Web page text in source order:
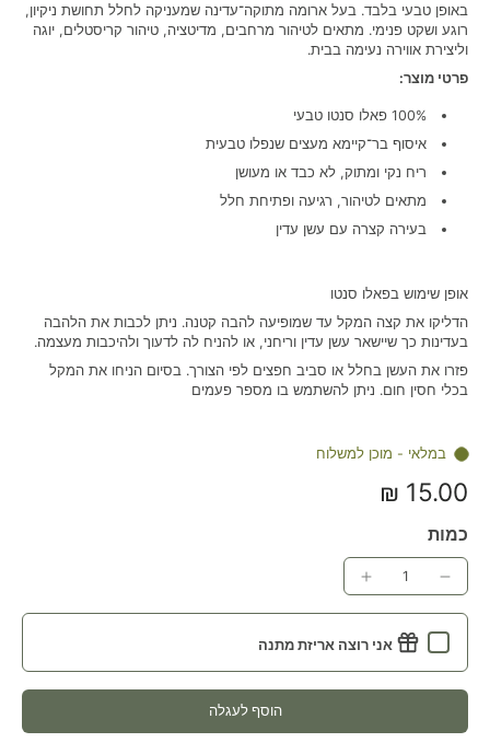
באופן טבעי בלבד. בעל ארומה מתוקה־עדינה שמעניקה לחלל תחושת ניקיון,
רוגע ושקט פנימי. מתאים לטיהור מרחבים, מדיטציה, טיהור קריסטלים, יוגה
וליצירת אווירה נעימה בבית.
פרטי מוצר:
100% פאלו סנטו טבעי
איסוף בר־קיימא מעצים שנפלו טבעית
ריח נקי ומתוק, לא כבד או מעושן
מתאים לטיהור, רגיעה ופתיחת חלל
בעירה קצרה עם עשן עדין
אופן שימוש בפאלו סנטו
הדליקו את קצה המקל עד שמופיעה להבה קטנה. ניתן לכבות את הלהבה
בעדינות כך שיישאר עשן עדין וריחני, או להניח לה לדעוך ולהיכבות מעצמה.
פזרו את העשן בחלל או סביב חפצים לפי הצורך. בסיום הניחו את המקל
בכלי חסין חום. ניתן להשתמש בו מספר פעמים
במלאי - מוכן למשלוח
15.00 ₪
כמות
אני רוצה אריזת מתנה
הוסף לעגלה